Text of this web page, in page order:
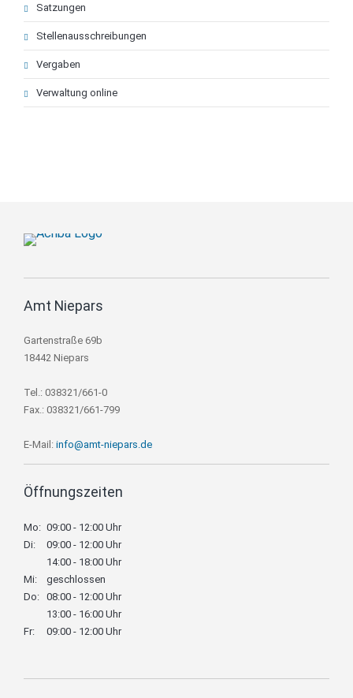
Satzungen
Stellenausschreibungen
Vergaben
Verwaltung online
Amt Niepars
Gartenstraße 69b
18442 Niepars
Tel.: 038321/661-0
Fax.: 038321/661-799
E-Mail: info@amt-niepars.de
Öffnungszeiten
Mo: 09:00 - 12:00 Uhr
Di:
09:00 - 12:00 Uhr
14:00 - 18:00 Uhr
Mi:
geschlossen
Do: 08:00 - 12:00 Uhr
13:00 - 16:00 Uhr
Fr:
09:00 - 12:00 Uhr